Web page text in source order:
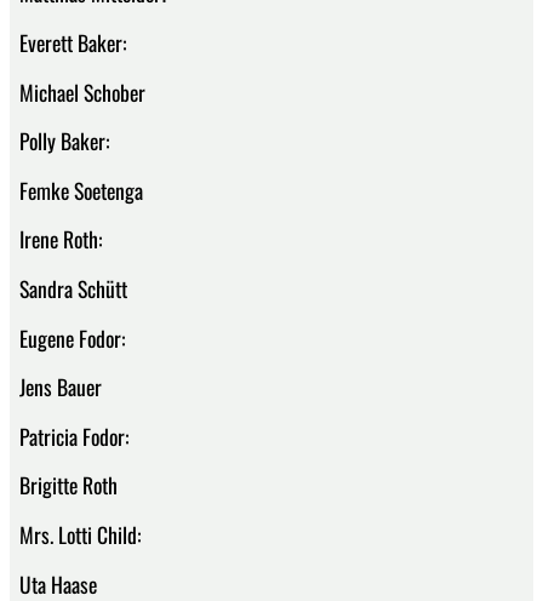
Everett Baker:
Michael Schober
Polly Baker:
Femke Soetenga
Irene Roth:
Sandra Schütt
Eugene Fodor:
Jens Bauer
Patricia Fodor:
Brigitte Roth
Mrs. Lotti Child:
Uta Haase